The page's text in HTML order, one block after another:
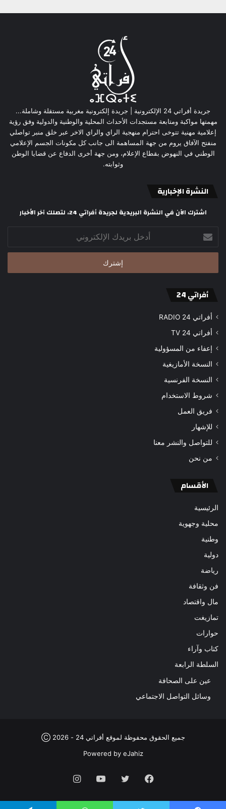
جريدة أفراتي 24 الإلكترونية | جريدة إلكترونية مغربية مستقلة وشاملة...
مهمتها مواكبة ومتابعة مستجدات الأحداث المحلية والوطنية والدولية وفق رؤية
إعلامية مهنية تتوخى احترام منهجية الراي والراي الاخر عبر خلق منبر تواصلي
منفتح الآفاق يروم من جهة المساهمة الى جانب كل مكونات الجسم الإعلامي
الوطني في النهوض بقطاع الإعلام، ومن جهة أخرى الدفاع عن قضايا الوطن
وثوابته.
النشرة الإخبارية
اشترك الآن في النشرة البريدية لجريدة أفراتي 24، لتصلك آخر الأخبار
بريدك
الإلكتروني
أفراتي 24
أفراتي 24 RADIO
أفراتي 24 TV
إعفاء من المسؤولية
النسخة الأمازيغية
النسخة الفرنسية
شروط الاستخدام
فريق العمل
للإشهار
للتواصل والنشر معنا
من نحن
الأقسام
الرئيسية
محلية وجهوية
وطنية
دولية
رياضة
فن وثقافة
مال واقتصاد
تمازيغت
حوارات
كتاب وآراء
السلطة الرابعة
عين على الصحافة
وسائل التواصل الاجتماعي
جميع الحقوق محفوظة لموقع أفراتي 24 - 2026 Ⓒ
Powered by eJahiz
فيسبوك تويتر يوتيوب